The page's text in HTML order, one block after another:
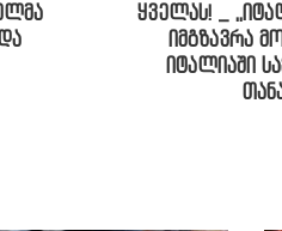
ყველას! _
იმგზავრა
იტალიაში